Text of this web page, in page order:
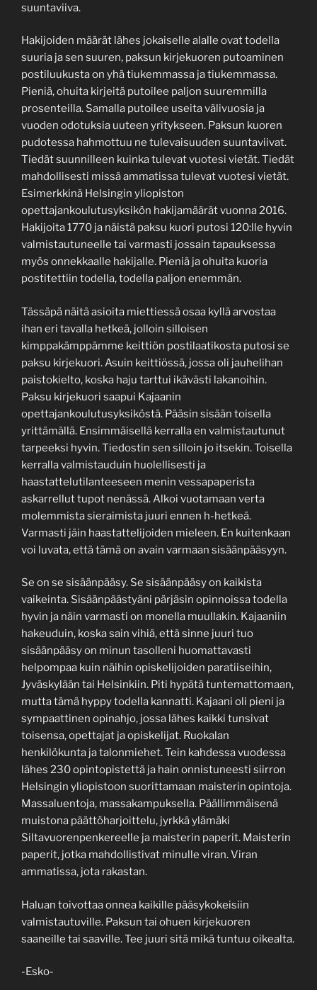
suuntaviiva.
Hakijoiden määrät lähes jokaiselle alalle ovat todella
suuria ja sen suuren, paksun kirjekuoren putoaminen
postiluukusta on yhä tiukemmassa ja tiukemmassa.
Pieniä, ohuita kirjeitä putoilee paljon suuremmilla
prosenteilla. Samalla putoilee useita välivuosia ja
vuoden odotuksia uuteen yritykseen. Paksun kuoren
pudotessa hahmottuu ne tulevaisuuden suuntaviivat.
Tiedät suunnilleen kuinka tulevat vuotesi vietät. Tiedät
mahdollisesti missä ammatissa tulevat vuotesi vietät.
Esimerkkinä Helsingin yliopiston
opettajankoulutusyksikön hakijamäärät vuonna 2016.
Hakijoita 1770 ja näistä paksu kuori putosi 120:lle hyvin
valmistautuneelle tai varmasti jossain tapauksessa
myös onnekkaalle hakijalle. Pieniä ja ohuita kuoria
postitettiin todella, todella paljon enemmän.
Tässäpä näitä asioita miettiessä osaa kyllä arvostaa
ihan eri tavalla hetkeä, jolloin silloisen
kimppakämppämme keittiön postilaatikosta putosi se
paksu kirjekuori. Asuin keittiössä, jossa oli jauhelihan
paistokielto, koska haju tarttui ikävästi lakanoihin.
Paksu kirjekuori saapui Kajaanin
opettajankoulutusyksiköstä. Pääsin sisään toisella
yrittämällä. Ensimmäisellä kerralla en valmistautunut
tarpeeksi hyvin. Tiedostin sen silloin jo itsekin. Toisella
kerralla valmistauduin huolellisesti ja
haastattelutilanteeseen menin vessapaperista
askarrellut tupot nenässä. Alkoi vuotamaan verta
molemmista sieraimista juuri ennen h-hetkeä.
Varmasti jäin haastattelijoiden mieleen. En kuitenkaan
voi luvata, että tämä on avain varmaan sisäänpääsyyn.
Se on se sisäänpääsy. Se sisäänpääsy on kaikista
vaikeinta. Sisäänpäästyäni pärjäsin opinnoissa todella
hyvin ja näin varmasti on monella muullakin. Kajaaniin
hakeuduin, koska sain vihiä, että sinne juuri tuo
sisäänpääsy on minun tasolleni huomattavasti
helpompaa kuin näihin opiskelijoiden paratiiseihin,
Jyväskylään tai Helsinkiin. Piti hypätä tuntemattomaan,
mutta tämä hyppy todella kannatti. Kajaani oli pieni ja
sympaattinen opinahjo, jossa lähes kaikki tunsivat
toisensa, opettajat ja opiskelijat. Ruokalan
henkilökunta ja talonmiehet. Tein kahdessa vuodessa
lähes 230 opintopistettä ja hain onnistuneesti siirron
Helsingin yliopistoon suorittamaan maisterin opintoja.
Massaluentoja, massakampuksella. Päällimmäisenä
muistona päättöharjoittelu, jyrkkä ylämäki
Siltavuorenpenkereelle ja maisterin paperit. Maisterin
paperit, jotka mahdollistivat minulle viran. Viran
ammatissa, jota rakastan.
Haluan toivottaa onnea kaikille pääsykokeisiin
valmistautuville. Paksun tai ohuen kirjekuoren
saaneille tai saaville. Tee juuri sitä mikä tuntuu oikealta.
-Esko-